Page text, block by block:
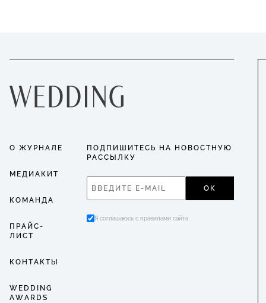
О ЖУРНАЛЕ
МЕДИАКИТ
КОМАНДА
ПРАЙС-
ЛИСТ
КОНТАКТЫ
WEDDING
AWARDS
ПОДПИШИТЕСЬ НА НОВОСТНУЮ
РАССЫЛКУ
ОК
Я соглашаюсь с правилами сайта